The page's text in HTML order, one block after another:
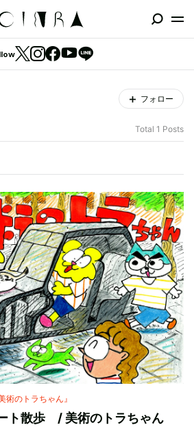
フォロー
Total 1 Posts
術のトラちゃん』
ト散歩 / 美術のトラちゃん